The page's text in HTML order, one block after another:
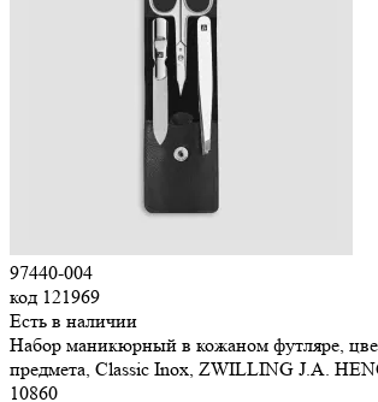
97440-004
код 121969
Есть в наличии
Набор маникюрный в кожаном футляре,
предмета, Classic Inox, ZWILLING J.A.
10860